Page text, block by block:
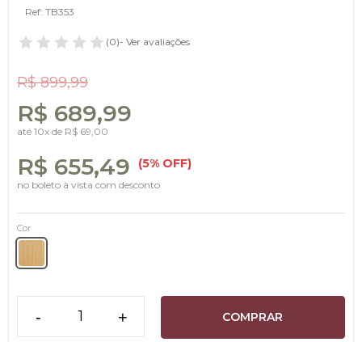
Ref: TB353
(0)- Ver avaliações
R$ 899,99
R$ 689,99
até 10x de R$ 69,00
R$ 655,49 (5% OFF)
no boleto à vista com desconto
Cor
- + COMPRAR